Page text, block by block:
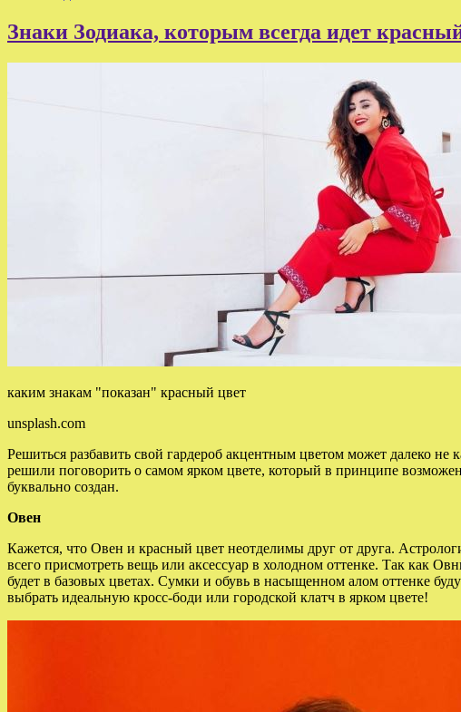
Знаки Зодиака, которым всегда идет
каким знакам "показан" красный цвет
unsplash.com
Решиться разбавить свой гардероб акцентным цветом может далеко
решили поговорить о самом ярком цвете, который в принципе
буквально создан.
Овен
Кажется, что Овен и красный цвет неотделимы друг от друга.
всего присмотреть вещь или аксессуар в холодном оттенке. Так как
будет в базовых цветах. Сумки и обувь в насыщенном алом оттенке
выбрать идеальную кросс-боди или городской клатч в ярком цвете!